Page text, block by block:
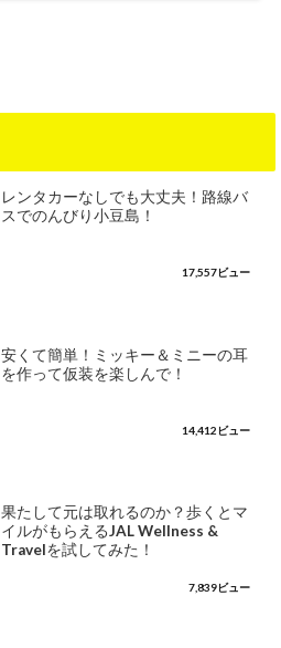
レンタカーなしでも大丈夫！路線バ
スでのんびり小豆島！
17,557ビュー
安くて簡単！ミッキー＆ミニーの耳
を作って仮装を楽しんで！
14,412ビュー
果たして元は取れるのか？歩くとマ
イルがもらえるJAL Wellness &
Travelを試してみた！
7,839ビュー